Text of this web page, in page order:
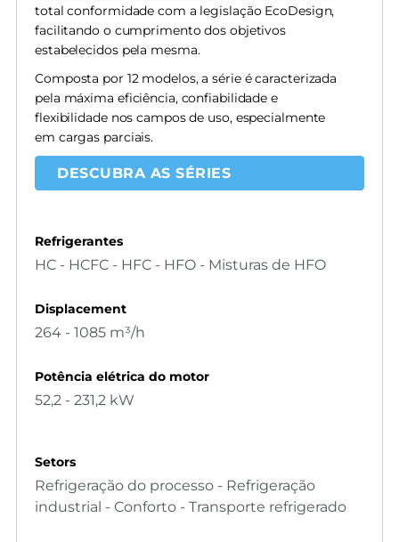
total conformidade com a legislação EcoDesign,
facilitando o cumprimento dos objetivos
estabelecidos pela mesma.
Composta por 12 modelos, a série é caracterizada
pela máxima eficiência, confiabilidade e
flexibilidade nos campos de uso, especialmente
em cargas parciais.
DESCUBRA AS SÉRIES
Refrigerantes
HC - HCFC - HFC - HFO - Misturas de HFO
Displacement
264 - 1085 m³/h
Potência elétrica do motor
52,2 - 231,2 kW
Setors
Refrigeração do processo - Refrigeração
industrial - Conforto - Transporte refrigerado